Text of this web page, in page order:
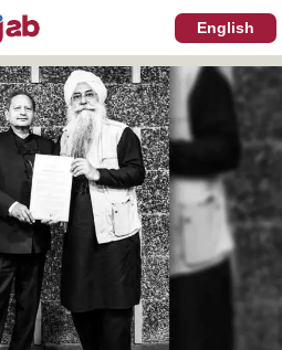
English